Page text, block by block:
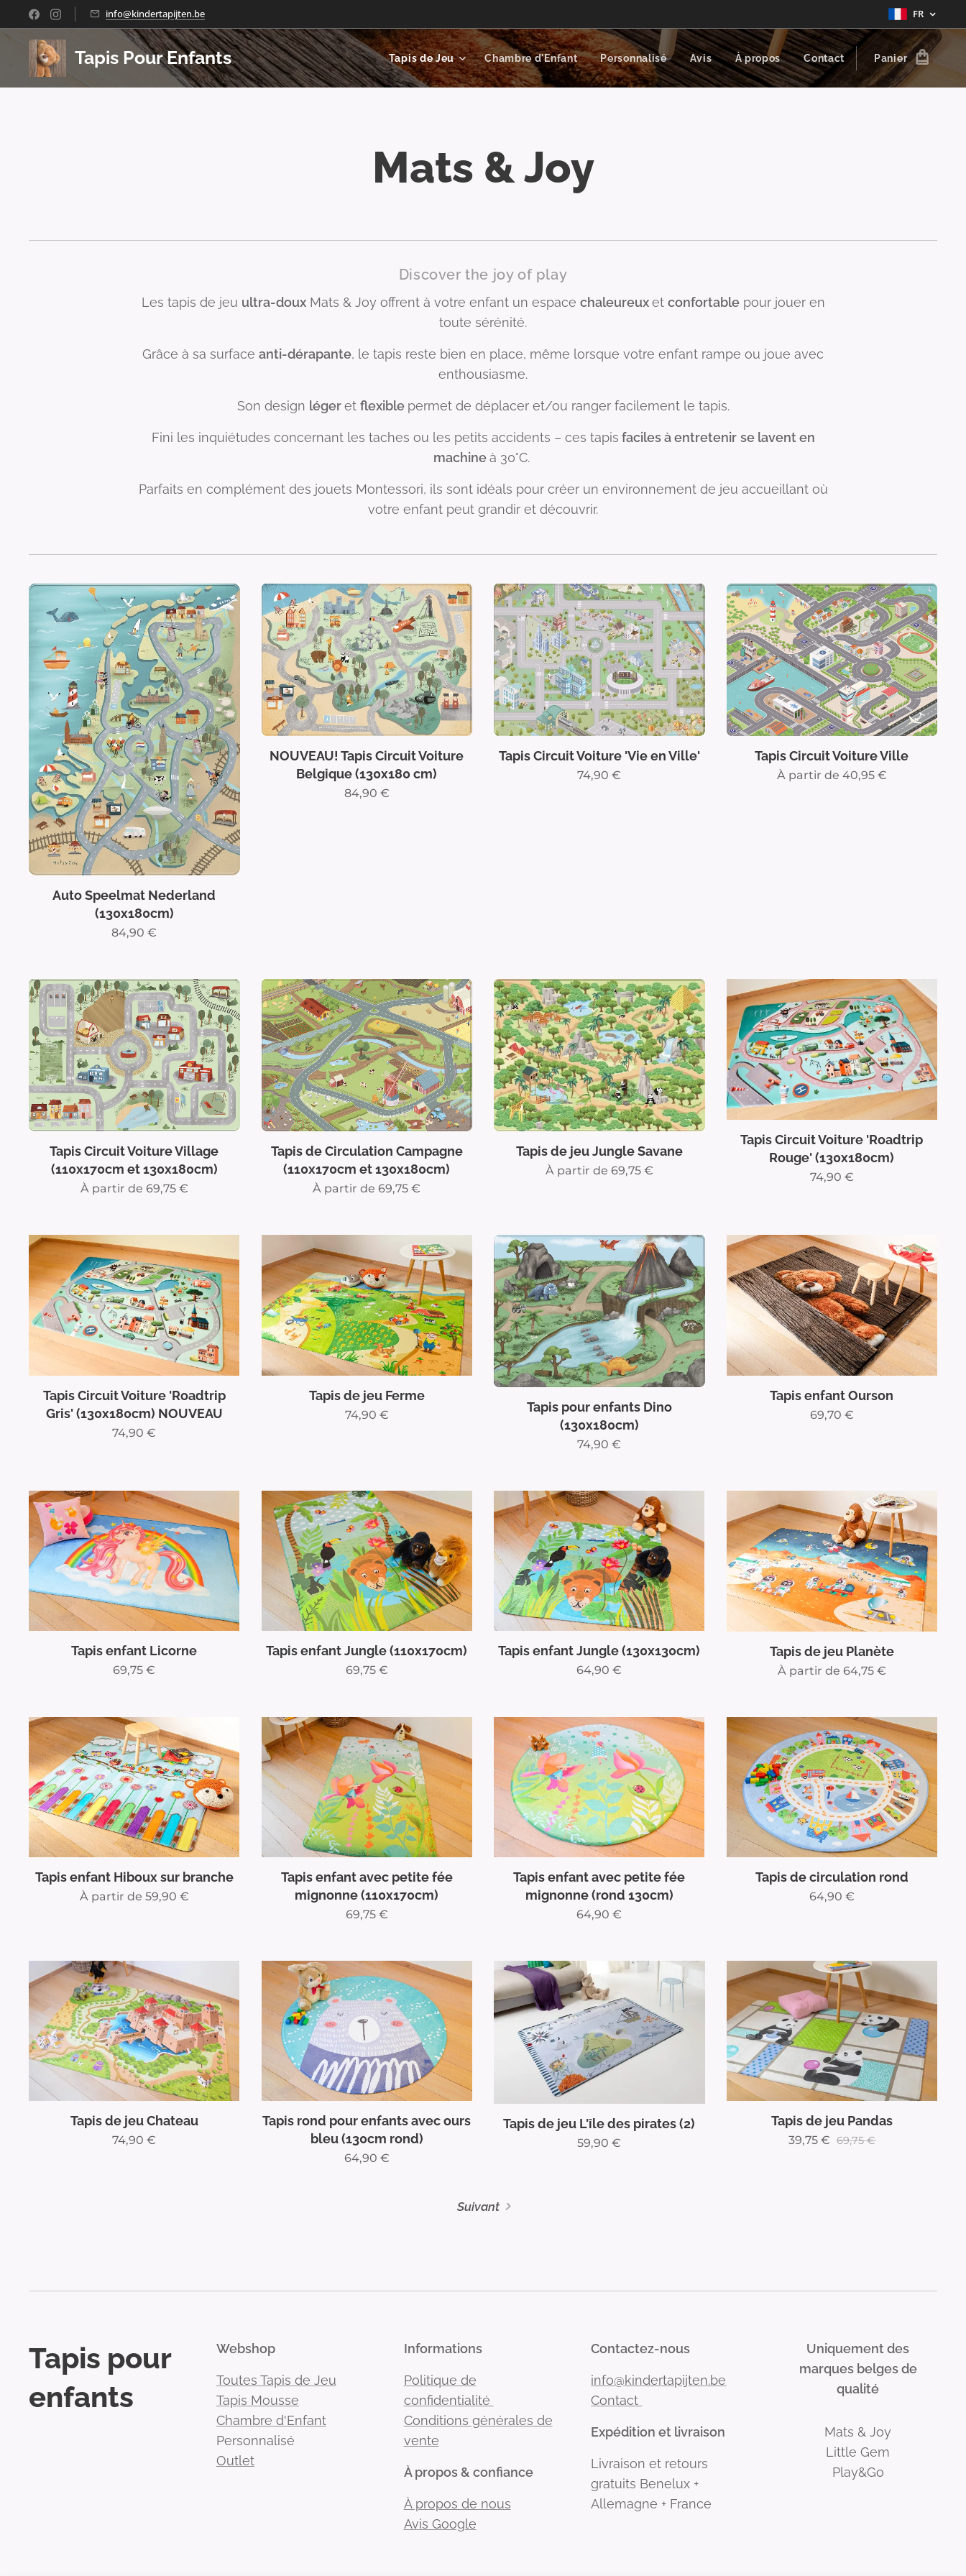
info@kindertapijten.be FR
Tapis Pour Enfants Tapis de Jeu Chambre d'Enfant Personnalisé Avis À propos Contact Panier
Mats & Joy
Discover the joy of play
Les tapis de jeu ultra-douxMats & Joy offrent à votre enfant un espace chaleureuxet confortablepour jouer en
toute sérénité.
Grâce à sa surface anti-dérapante, le tapis reste bien en place, même lorsque votre enfant rampe ou joue avec
enthousiasme.
Son design légeret flexible permet de déplacer et/ou ranger facilement le tapis.
Fini les inquiétudes concernant les taches ou les petits accidents – ces tapis faciles à entretenir se lavent en
machineà 30°C.
Parfaits en complément des jouets Montessori, ils sont idéals pour créer un environnement de jeu accueillant où
votre enfant peut grandir et découvrir.
Auto Speelmat Nederland
(130x180cm)
84,90 €
NOUVEAU! Tapis Circuit Voiture
Belgique (130x180 cm)
84,90 €
Tapis Circuit Voiture 'Vie en Ville'
74,90 €
Tapis Circuit Voiture Ville
À partir de 40,95€
Tapis Circuit Voiture Village
(110x170cm et 130x180cm)
À partir de 69,75€
Tapis de Circulation Campagne
(110x170cm et 130x180cm)
À partir de69,75 €
Tapis de jeu Jungle Savane
À partir de 69,75€
Tapis Circuit Voiture 'Roadtrip
Rouge' (130x180cm)
74,90 €
Tapis Circuit Voiture 'Roadtrip
Gris' (130x180cm) NOUVEAU
74,90 €
Tapis de jeu Ferme
74,90 €
Tapis pour enfants Dino
(130x180cm)
74,90 €
Tapis enfant Ourson
69,70 €
Tapis enfant Licorne
69,75 €
Tapis enfant Jungle (110x170cm)
69,75€
Tapis enfant Jungle (130x130cm)
64,90 €
Tapis de jeu Planète
À partir de 64,75€
Tapis enfant Hiboux sur branche
À partir de 59,90 €
Tapis enfant avec petite fée
mignonne (110x170cm)
69,75€
Tapis enfant avec petite fée
mignonne (rond 130cm)
64,90 €
Tapis de circulation rond
64,90 €
Tapis de jeu Chateau
74,90 €
Tapis rond pour enfants avec ours
bleu (130cm rond)
64,90 €
Tapis de jeu L'île des pirates (2)
59,90 €
Tapis de jeu Pandas
39,75€ 69,75€
Suivant
Tapis pour
enfants
Webshop
Toutes Tapis de Jeu
Tapis Mousse
Chambre d'Enfant
Personnalisé
Outlet
Informations
Politique de
confidentialité
Conditions générales de
vente
À propos & confiance
À propos de nous
Avis Google
Contactez-nous
info@kindertapijten.be
Contact
Expédition et livraison
Livraison et retours
gratuits Benelux +
Allemagne + France
Uniquement des
marques belges de
qualité
Mats & Joy
Little Gem
Play&Go